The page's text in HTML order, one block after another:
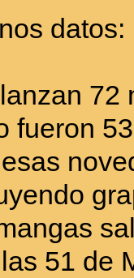
datos:
72
fueron
51 de